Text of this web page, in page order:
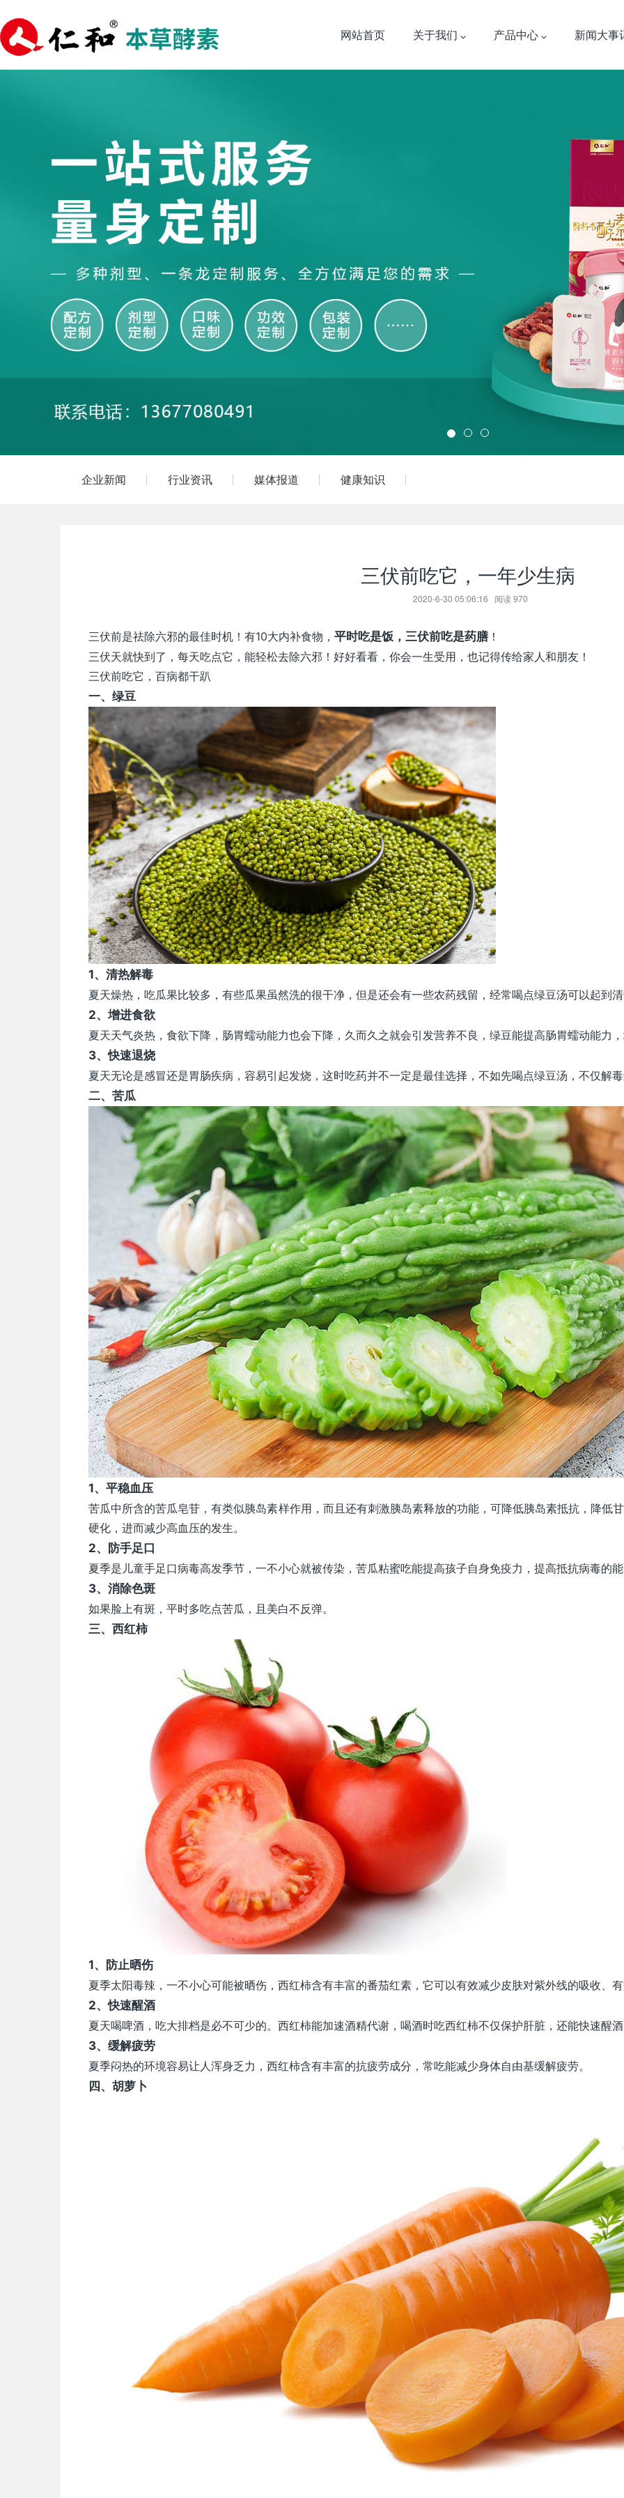
网站首页 关于我们 产品中心 新闻大
企业新闻 行业资讯 媒体报道 健康知识
三伏前吃它，一年少生病
2020-6-30 05:06:16 阅读970
三伏前是祛除六邪的最佳时机！有10大内补食物， 平时吃是饭，三伏前吃是药膳！
三伏天就快到了，每天吃点它，能轻松去除六邪！好好看看，你会一生受用，也记得传给家人和朋友！
三伏前吃它，百病都干趴
一、 绿豆
1、清热解毒
夏天燥热，吃瓜果比较多，有些瓜果虽然洗的很干净，但是还会有一些农药残留，经常喝点绿豆汤可以起到
2、增进食欲
夏天天气炎热，食欲下降，肠胃蠕动能力也会下降，久而久之就会引发营养不良，绿豆能提高肠胃蠕动能力
3、快速退烧
夏天无论是感冒还是胃肠疾病，容易引起发烧，这时吃药并不一定是最佳选择，不如先喝点绿豆汤，不仅解
二、 苦瓜
1、平稳血压
苦瓜中所含的苦瓜皂苷，有类似胰岛素样作用，而且还有刺激胰岛素释放的功能，可降低胰岛素抵抗，降低
硬化，进而减少高血压的发生。
2、防手足口
夏季是儿童手足口病毒高发季节，一不小心就被传染，苦瓜粘蜜吃能提高孩子自身免疫力，提高抵抗病毒的
3、消除色斑
如果脸上有斑，平时多吃点苦瓜，且美白不反弹。
三、 西红柿
1、防止晒伤
夏季太阳毒辣，一不小心可能被晒伤，西红柿含有丰富的番茄红素，它可以有效减少皮肤对紫外线的吸收、
2、快速醒酒
夏天喝啤酒，吃大排档是必不可少的。西红柿能加速酒精代谢，喝酒时吃西红柿不仅保护肝脏，还能快速醒
3、缓解疲劳
夏季闷热的环境容易让人浑身乏力，西红柿含有丰富的抗疲劳成分，常吃能减少身体自由基缓解疲劳。
四、胡萝卜